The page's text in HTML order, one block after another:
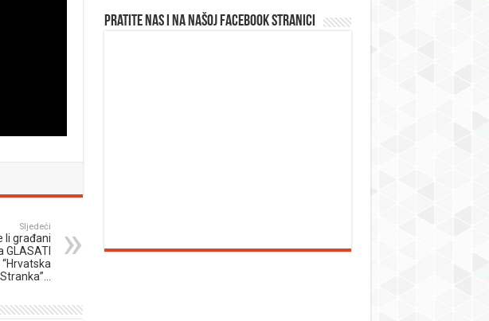
Sljedeći
li građani
GLASATI
“Hrvatska
Pratite nas i na našoj facebook stranici